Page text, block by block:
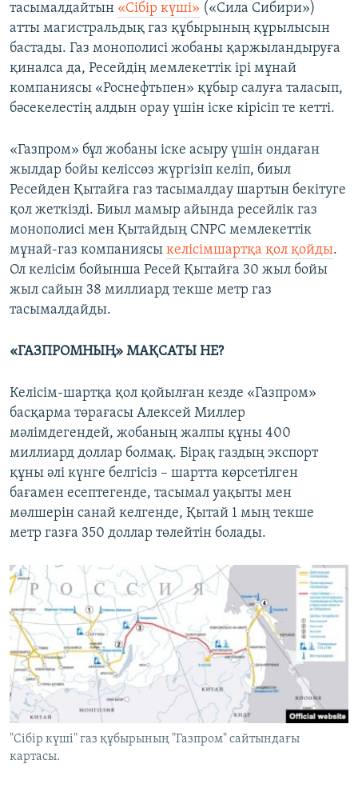
тасымалдайтын «Сібір күші» («Сила Сибири»)
атты магистральдық газ құбырының құрылысын
бастады. Газ монополисі жобаны қаржыландыруға
қиналса да, Ресейдің мемлекеттік ірі мұнай
компаниясы «Роснефтьпен» құбыр салуға таласып,
бәсекелестің алдын орау үшін іске кірісіп те кетті.
«Газпром» бұл жобаны іске асыру үшін ондаған
жылдар бойы келіссөз жүргізіп келіп, биыл
Ресейден Қытайға газ тасымалдау шартын бекітуге
қол жеткізді. Биыл мамыр айында ресейлік газ
монополисі мен Қытайдың CNPC мемлекеттік
мұнай-газ компаниясы келісімшартқа қол қойды.
Ол келісім бойынша Ресей Қытайға 30 жыл бойы
жыл сайын 38 миллиард текше метр газ
тасымалдайды.
«ГАЗПРОМНЫҢ» МАҚСАТЫ НЕ?
Келісім-шартқа қол қойылған кезде «Газпром»
басқарма төрағасы Алексей Миллер
мәлімдегендей, жобаның жалпы құны 400
миллиард доллар болмақ. Бірақ газдың экспорт
құны әлі күнге белгісіз – шартта көрсетілген
бағамен есептегенде, тасымал уақыты мен
мөлшерін санай келгенде, Қытай 1 мың текше
метр газға 350 доллар төлейтін болады.
"Сібір күші" газ құбырының "Газпром" сайтындағы
картасы.